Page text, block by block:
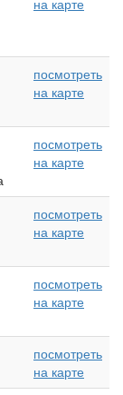
на карте
посмотреть
на карте
посмотреть
на карте
посмотреть
на карте
посмотреть
на карте
посмотреть
на карте